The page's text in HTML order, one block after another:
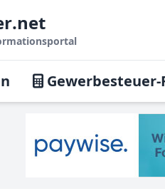
.net
Gewerbesteuer-